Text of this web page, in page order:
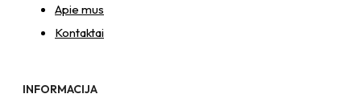
Apie mus
Kontaktai
INFORMACIJA